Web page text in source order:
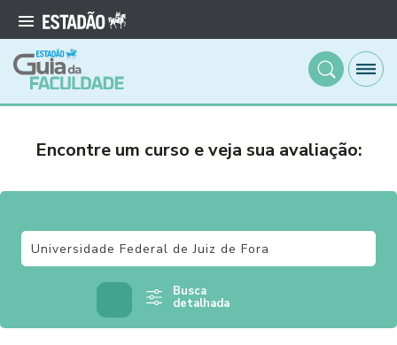
Encontre um curso e veja sua avaliação:
Busca
detalhada